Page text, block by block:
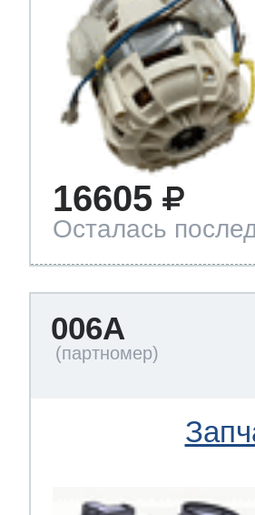
16605
Осталась
006A